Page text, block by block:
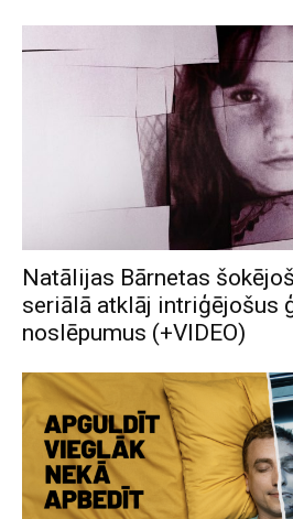
Natālijas Bārnetas
seriālā atklāj intriģējošus
noslēpumus (+VIDEO)